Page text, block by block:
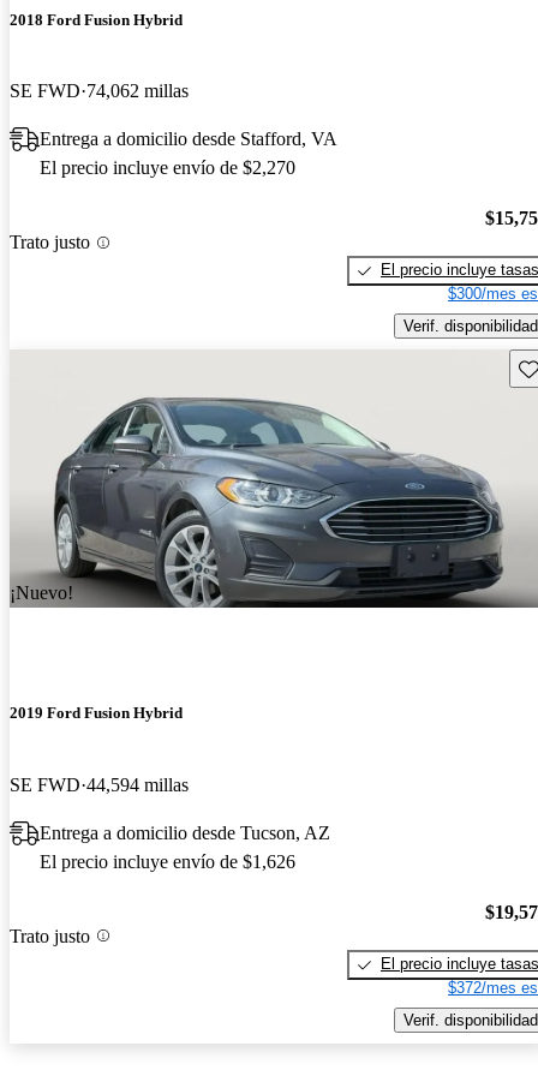
2018 Ford Fusion Hybrid
SE FWD 74,062 millas
Entrega a domicilio desde Stafford, VA
El precio incluye envío de $2,270
Trato justo
El precio incluye tasas
$300/mes
Verif. disponibilidad
¡Nuevo!
2019 Ford Fusion Hybrid
SE FWD 44,594 millas
Entrega a domicilio desde Tucson, AZ
El precio incluye envío de $1,626
Trato justo
El precio incluye tasas
$372/mes
Verif. disponibilidad